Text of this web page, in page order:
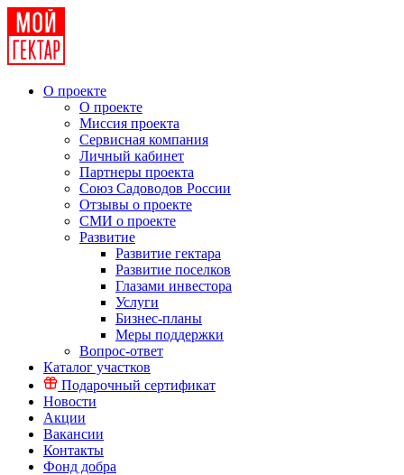
О проекте
О проекте
Миссия проекта
Сервисная компания
Личный кабинет
Партнеры проекта
Союз Садоводов России
Отзывы о проекте
СМИ о проекте
Развитие
Развитие гектара
Развитие поселков
Глазами инвестора
Услуги
Бизнес-планы
Меры поддержки
Вопрос-ответ
Каталог участков
Подарочный сертификат
Новости
Акции
Вакансии
Контакты
Фонд добра